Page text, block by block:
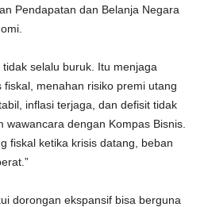
Pendapatan dan Belanja Negara
selalu buruk. Itu menjaga
menahan risiko premi utang
inflasi terjaga, dan defisit tidak
wawancara dengan Kompas Bisnis.
fiskal ketika krisis datang, beban
dorongan ekspansif bisa berguna